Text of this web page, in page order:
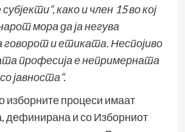
како и член 15 во кој
мора да ја негува
и етиката. Неспојиво
професија е непримерната
јавноста“.
изборните процеси имаат
дефинирана и со Изборниот